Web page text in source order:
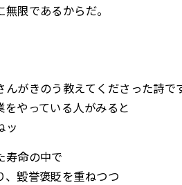
限であるからだ。
がきのう教えてくださった詩で
やっている人がみると
ッ
寿命の中で
、毀誉褒貶を重ねつつ